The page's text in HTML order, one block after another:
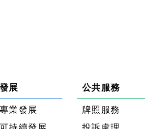
展
業發展
公共服務
牌照服務